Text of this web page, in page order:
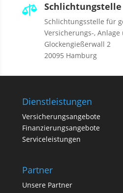
 Schlichtungstelle
Schlichtungsstelle für
Versicherungs-,
Glockengießerwall 2
20095 Hamburg
Dienstleistungen
Versicherungsangebote
Finanzierungsangebote
Serviceleistungen
Partner
Unsere Partner